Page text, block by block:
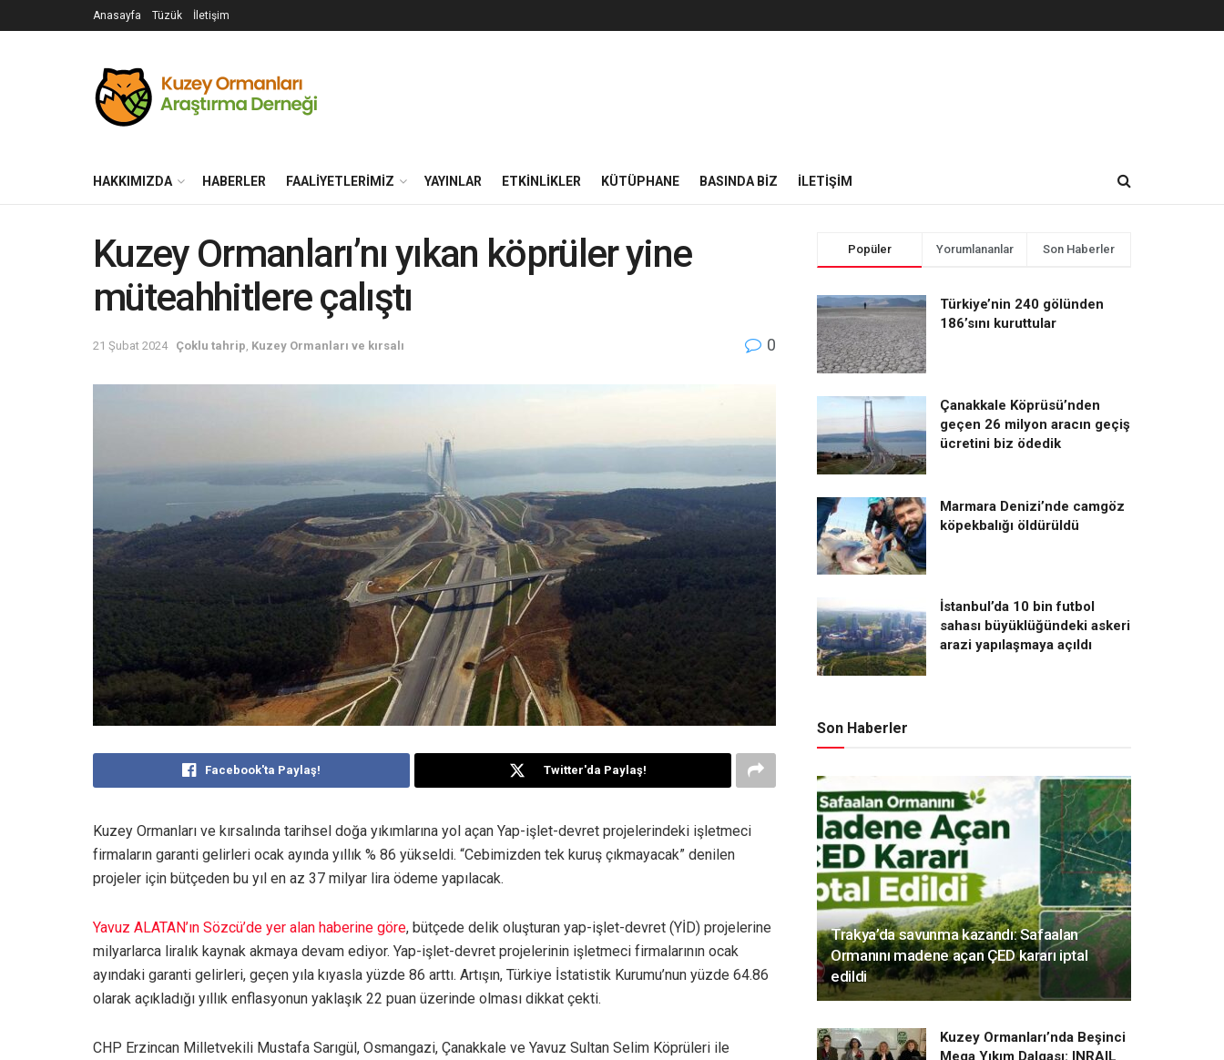
Anasayfa Tüzük İletişim
HAKKIMIZDA HABERLER FAALIYETLERIMIZ YAYINLAR ETKINLIKLER KÜTÜPHANE BASINDA BIZ İLETIŞIM
Kuzey Ormanları’nı yıkan köprüler yine
müteahhitlere çalıştı
21 Şubat 2024 Çoklu tahrip Kuzey Ormanları ve kırsalı 0
Facebook'ta Paylaş! Twitter'da Paylaş!
Kuzey Ormanları ve kırsalında tarihsel doğa yıkımlarına yol açan Yap-işlet-devret projelerindeki işletmeci
firmaların garanti gelirleri ocak ayında yıllık % 86 yükseldi. “Cebimizden tek kuruş çıkmayacak” denilen
projeler için bütçeden bu yıl en az 37 milyar lira ödeme yapılacak.
Yavuz ALATAN’ın Sözcü’de yer alan haberine göre, bütçede delik oluşturan yap-işlet-devret (YİD) projelerine
milyarlarca liralık kaynak akmaya devam ediyor. Yap-işlet-devret projelerinin işletmeci firmalarının ocak
ayındaki garanti gelirleri, geçen yıla kıyasla yüzde 86 arttı. Artışın, Türkiye İstatistik Kurumu’nun yüzde 64.86
olarak açıkladığı yıllık enflasyonun yaklaşık 22 puan üzerinde olması dikkat çekti.
CHP Erzincan Milletvekili Mustafa Sarıgül, Osmangazi, Çanakkale ve Yavuz Sultan Selim Köprüleri ile
Popüler Yorumlananlar Son Haberler
Türkiye’nin 240 gölünden
186’sını kuruttular
Çanakkale Köprüsü’nden
geçen 26 milyon aracın geçiş
ücretini biz ödedik
Marmara Denizi’nde camgöz
köpekbalığı öldürüldü
İstanbul’da 10 bin futbol
sahası büyüklüğündeki askeri
arazi yapılaşmaya açıldı
Son Haberler
Trakya’da savunma kazandı: Safaalan
Ormanını madene açan ÇED kararı iptal
edildi
Kuzey Ormanları’nda Beşinci
Mega Yıkım Dalgası: INRAIL